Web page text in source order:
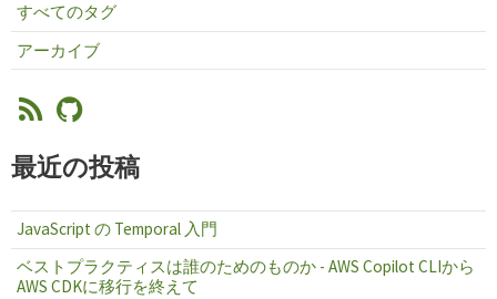
すべてのタグ
アーカイブ
最近の投稿
JavaScript の Temporal 入門
ベストプラクティスは誰のためのものか - AWS Copilot CLIから
AWS CDKに移行を終えて